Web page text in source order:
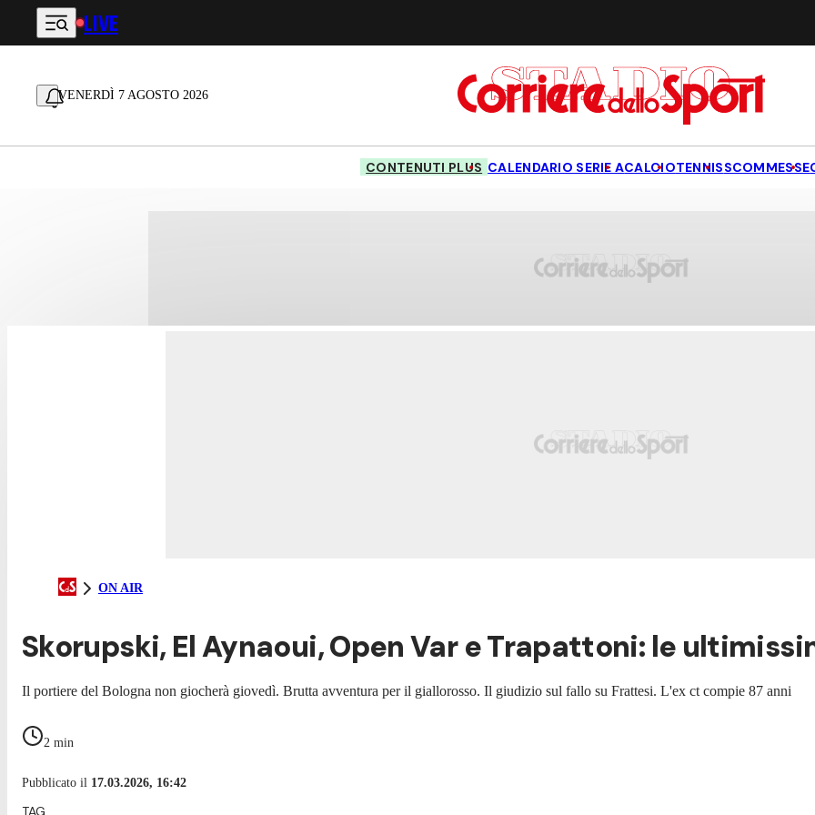
Vai al contenuto principale
LIVE
VENERDÌ 7 AGOSTO 2026
CONTENUTI PLUS CALENDARIO SERIE ACALCIOTENNISSCOMMESSE
ON AIR
Skorupski, El Aynaoui, Open Var e Trapattoni: le
Il portiere del Bologna non giocherà giovedì. Brutta avventura per il giallorosso. Il giudizio sul fallo su Frattesi. L'ex ct compie 87 anni
2 min
Pubblicato il 17.03.2026, 16:42